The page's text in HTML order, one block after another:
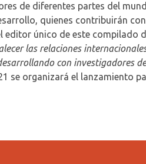
de diferentes partes del
quienes contribuirán
editor único de este compilado
las relaciones
con investigadores
se organizará el lanzamiento